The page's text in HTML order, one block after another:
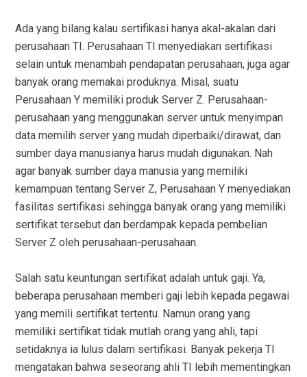
Ada yang bilang kalau sertifikasi hanya akal-akalan dari
perusahaan TI. Perusahaan TI menyediakan sertifikasi
selain untuk menambah pendapatan perusahaan, juga agar
banyak orang memakai produknya. Misal, suatu
Perusahaan Y memiliki produk Server Z. Perusahaan-
perusahaan yang menggunakan server untuk menyimpan
data memilih server yang mudah diperbaiki/dirawat, dan
sumber daya manusianya harus mudah digunakan. Nah
agar banyak sumber daya manusia yang memiliki
kemampuan tentang Server Z, Perusahaan Y menyediakan
fasilitas sertifikasi sehingga banyak orang yang memiliki
sertifikat tersebut dan berdampak kepada pembelian
Server Z oleh perusahaan-perusahaan.
Salah satu keuntungan sertifikat adalah untuk gaji. Ya,
beberapa perusahaan memberi gaji lebih kepada pegawai
yang memili sertifikat tertentu. Namun orang yang
memiliki sertifikat tidak mutlah orang yang ahli, tapi
setidaknya ia lulus dalam sertifikasi. Banyak pekerja TI
mengatakan bahwa seseorang ahli TI lebih mementingkan